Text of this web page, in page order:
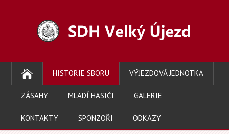
HISTORIE SBORU VÝJEZDOVÁ JEDNOTKA
ZÁSAHY MLADÍ HASIČI GALERIE
KONTAKTY SPONZOŘI ODKAZY